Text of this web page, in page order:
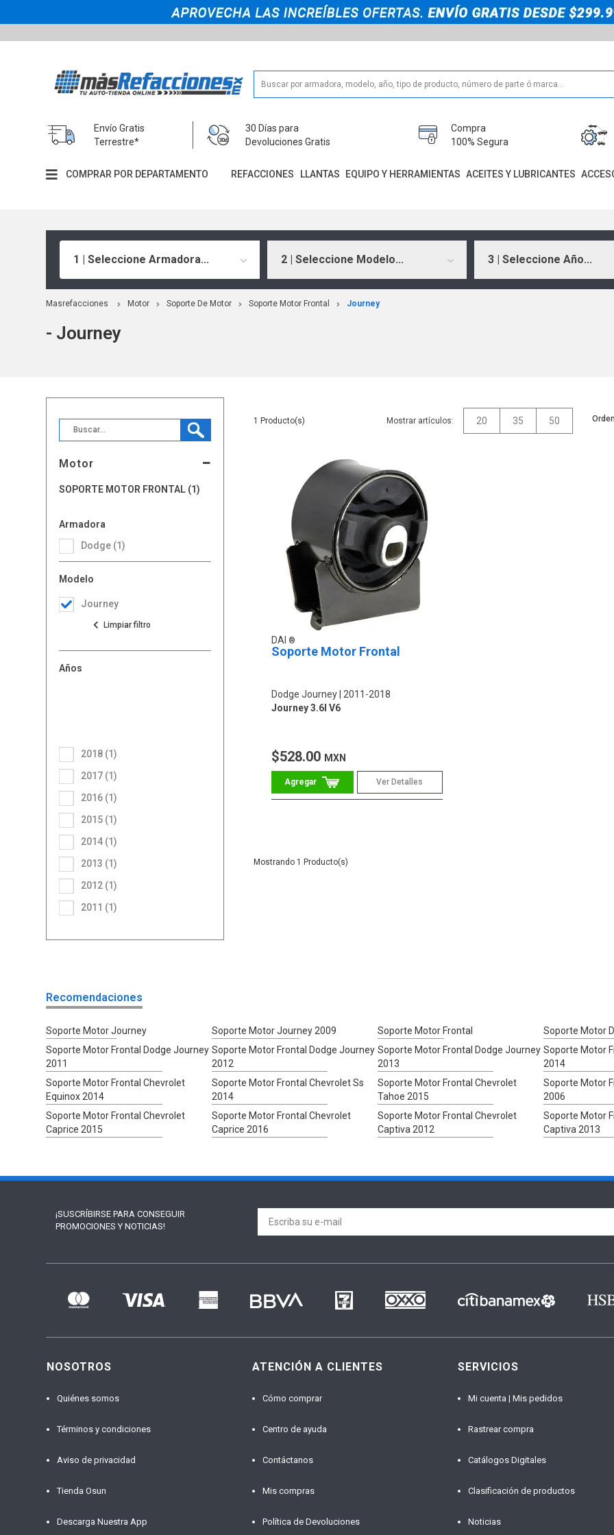
Envío Gratis
Terrestre*
30 Días para
Devoluciones Gratis
Compra
100% Segura
COMPRAR POR DEPARTAMENTO REFACCIONES LLANTAS EQUIPO Y HERRAMIENTAS ACEITES Y LUBRICANTES
1 | Seleccione Armadora... 2 | Seleccione Modelo... 3 | Seleccione Año...
Masrefacciones Motor Soporte De Motor Soporte Motor Frontal Journey
- Journey
Motor
SOPORTE MOTOR FRONTAL (1)
Armadora
Dodge (1)
Modelo
Journey
Años
2011 (1)
2012 (1)
2013 (1)
2014 (1)
2015 (1)
2016 (1)
2017 (1)
2018 (1)
1 Mostrar artículos: 20 35 50
DAI
Soporte Motor Frontal
Dodge Journey
2011-2018
Journey 3.6l V6
$528.00 MXN
Ver Detalles
1
Recomendaciones
Soporte Motor Journey Soporte Motor Journey 2009 Soporte Motor Frontal Soporte Motor
Soporte Motor Frontal Dodge Journey
2011
Soporte Motor Frontal Dodge Journey
2012
Soporte Motor Frontal Dodge Journey
2013
Soporte Motor
2014
Soporte Motor Frontal Chevrolet
Equinox 2014
Soporte Motor Frontal Chevrolet Ss
2014
Soporte Motor Frontal Chevrolet
Tahoe 2015
Soporte Motor
2006
Soporte Motor Frontal Chevrolet
Caprice 2015
Soporte Motor Frontal Chevrolet
Caprice 2016
Soporte Motor Frontal Chevrolet
Captiva 2012
Soporte Motor
Captiva 2013
¡SUSCRÍBIRSE PARA CONSEGUIR
PROMOCIONES Y NOTICIAS!
NOSOTROS
Quiénes somos
Términos y condiciones
Aviso de privacidad
Tienda Osun
Descarga Nuestra App
ATENCIÓN A CLIENTES
Cómo comprar
Centro de ayuda
Contáctanos
Mis compras
Política de Devoluciones
SERVICIOS
Mi cuenta | Mis pedidos
Rastrear compra
Catálogos Digitales
Clasificación de productos
Noticias